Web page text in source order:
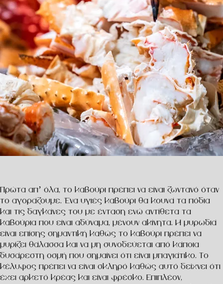
Πρώτα απ’ όλα, το καβούρι πρέπει να είναι ζωντανό όταν
το αγοράζουμε. Ένα υγιές καβούρι θα κουνά τα πόδια
και τις δαγκάνες του με ένταση ενώ αντίθετα τα
καβούρια που είναι αδύναμα, μένουν ακίνητα. Η μυρωδιά
είναι επίσης σημαντική καθώς το καβούρι πρέπει να
μυρίζει θάλασσα και να μη συνοδεύεται από κάποια
δυσάρεστη οσμή που σημαίνει ότι είναι μπαγιάτικο. Το
κέλυφος πρέπει να είναι σκληρό καθώς αυτό δείχνει ότι
έχει αρκετό κρέας και είναι φρέσκο. Επιπλέον,